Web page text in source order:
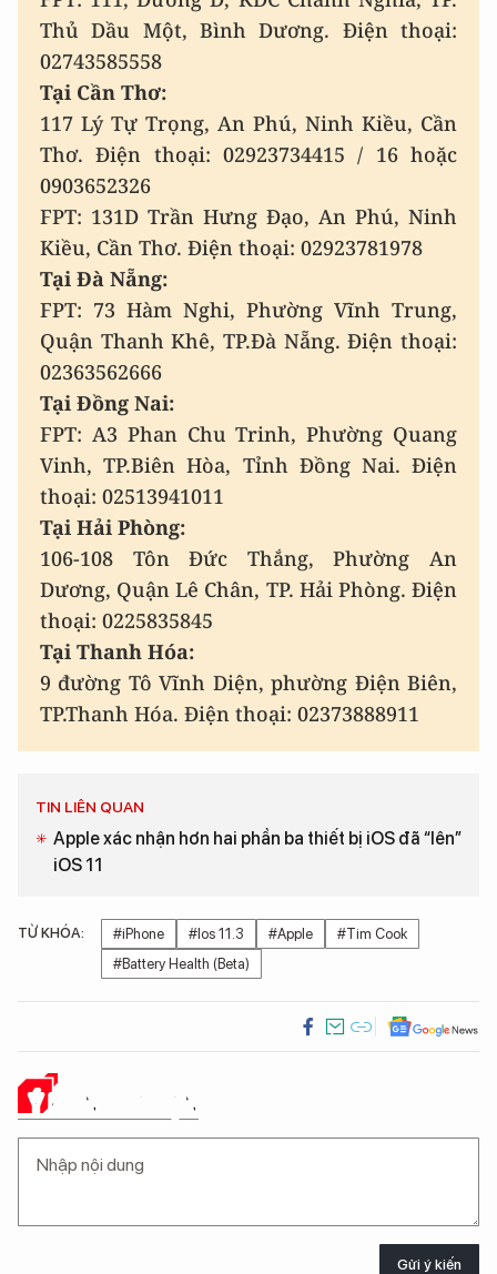
Thủ Dầu Một, Bình Dương. Điện thoại:
02743585558
Tại Cần Thơ:
117 Lý Tự Trọng, An Phú, Ninh Kiều, Cần
Thơ. Điện thoại: 02923734415 / 16 hoặc
0903652326
FPT: 131D Trần Hưng Đạo, An Phú, Ninh
Kiều, Cần Thơ. Điện thoại: 02923781978
Tại Đà Nẵng:
FPT: 73 Hàm Nghi, Phường Vĩnh Trung,
Quận Thanh Khê, TP.Đà Nẵng. Điện thoại:
02363562666
Tại Đồng Nai:
FPT: A3 Phan Chu Trinh, Phường Quang
Vinh, TP.Biên Hòa, Tỉnh Đồng Nai. Điện
thoại: 02513941011
Tại Hải Phòng:
106-108 Tôn Đức Thắng, Phường An
Dương, Quận Lê Chân, TP. Hải Phòng. Điện
thoại: 0225835845
Tại Thanh Hóa:
9 đường Tô Vĩnh Diện, phường Điện Biên,
TP.Thanh Hóa. Điện thoại: 02373888911
TIN LIÊN QUAN
Apple xác nhận hơn hai phần ba thiết bị iOS đã “lên”
iOS 11
TỪ KHÓA: #iPhone #Ios 11.3 #Apple
#Tim Cook
#Battery Health (Beta)
Ý KIẾN CỦA BẠN
Gửi ý kiến